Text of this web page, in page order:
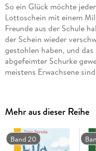
So ein Glück möchte
Lottoschein mit einem
Freunde aus der Schule
der Schein wieder
gestohlen haben, und
abgefeimter Schurke
meistens Erwachsene
wird es jetzt erst richtig
Mehr aus dieser Reihe
Band 20